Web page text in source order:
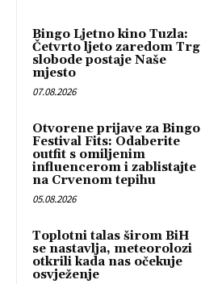
Bingo Ljetno kino Tuzla:
Četvrto ljeto zaredom Trg
slobode postaje Naše
mjesto
07.08.2026
Otvorene prijave za Bingo
Festival Fits: Odaberite
outfit s omiljenim
influencerom i zablistajte
na Crvenom tepihu
05.08.2026
Toplotni talas širom BiH
se nastavlja, meteorolozi
otkrili kada nas očekuje
osvježenje